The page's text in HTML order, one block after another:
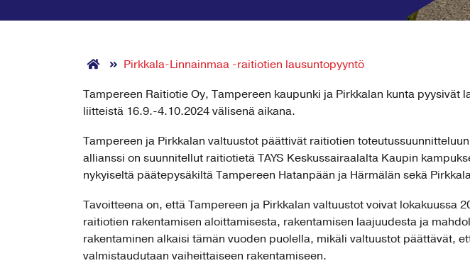
Pirkkala-Linnainmaa -raitiotien lausuntopyyntö
Tampereen Raitiotie Oy, Tampereen kaupunki ja Pirkkalan kunta
liitteistä 16.9.-4.10.2024 välisenä aikana.
Tampereen ja Pirkkalan valtuustot päättivät raitiotien
allianssi on suunnitellut raitiotietä TAYS Keskussairaalalta Kaupin
nykyiseltä päätepysäkiltä Tampereen Hatanpään ja Härmälän sekä
Tavoitteena on, että Tampereen ja Pirkkalan valtuustot voivat
raitiotien rakentamisen aloittamisesta, rakentamisen laajuudesta ja
rakentaminen alkaisi tämän vuoden puolella, mikäli valtuustot päättävät,
valmistaudutaan vaiheittaiseen rakentamiseen.